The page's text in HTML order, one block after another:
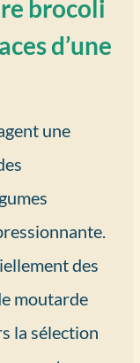
brocoli
d’une
une
des
moutarde
la sélection